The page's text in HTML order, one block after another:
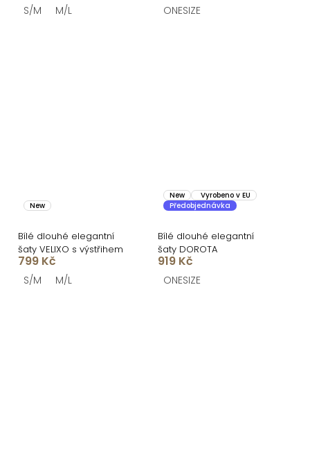
S/M M/L ONESIZE
New
Bílé dlouhé elegantní
šaty VELIXO s výstřihem
799 Kč
S/M M/L
New
Vyrobeno v EU
Předobjednávka
Bílé dlouhé elegantní
šaty DOROTA
919 Kč
ONESIZE